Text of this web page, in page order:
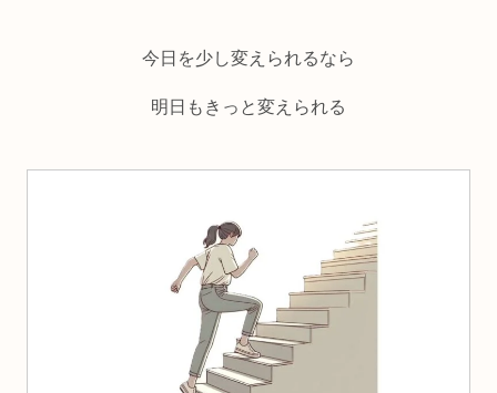
今日を少し変えられるなら
明日もきっと変えられる